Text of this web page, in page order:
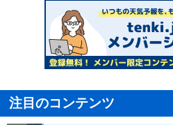
注目のコンテンツ